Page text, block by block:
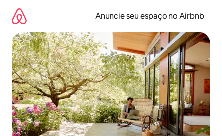
para
conteúdo
Anuncie seu espaço no Airbnb